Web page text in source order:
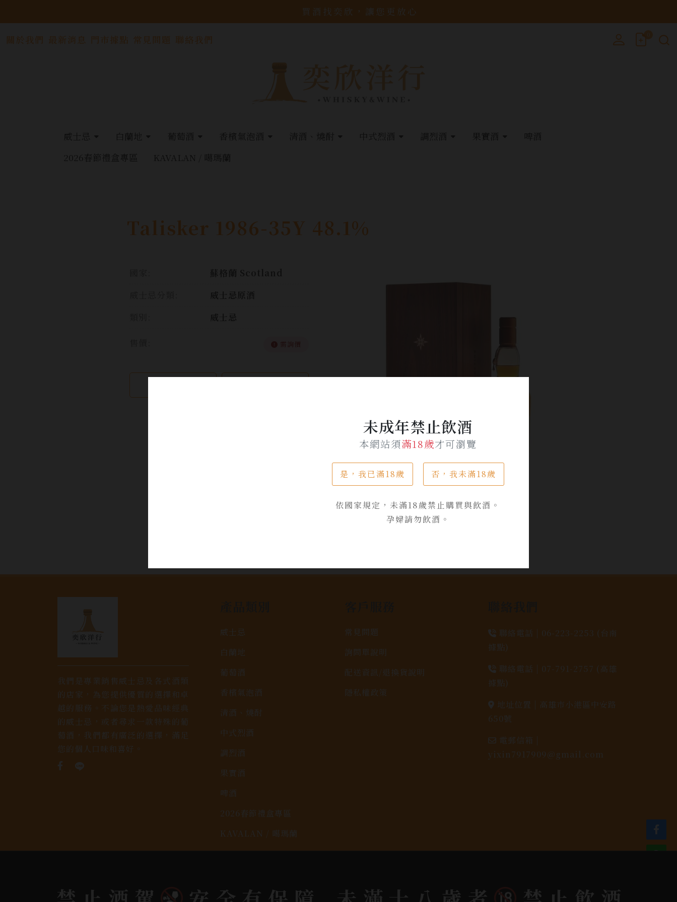
未成年禁止飲酒
本網站須滿18歲才可瀏覽
是，我已滿18歲 否，我未滿18歲
依國家規定，未滿18歲禁止購買與飲酒。
孕婦請勿飲酒。
買酒找奕欣，讓您更放心
關於我們 最新消息 門市據點 常見問題 聯絡我們
威士忌 白蘭地 葡萄酒 香檳氣泡酒 清酒、燒酎 中式烈酒 調烈酒 果實酒
啤酒
2026春節禮盒專區
KAVALAN / 噶瑪蘭
Talisker 1986-35Y 48.1%
我們是專業銷售威士忌及各式酒類
的店家，為您提供優質的選擇和卓
越的服務。不論您是熱愛品味經典
的威士忌，或者尋求一款特殊的葡
萄酒，我們都有廣泛的選擇，滿足
您的個人口味和喜好。
威士忌
白蘭地
葡萄酒
香檳氣泡酒
清酒、燒酎
中式烈酒
調烈酒
果實酒
啤酒
2026春節禮盒專區
KAVALAN / 噶瑪蘭
常見問題
詢問單說明
配送資訊/退換貨說明
隱私權政策
聯絡電話 | 06-223-2253 (台南
據點)
聯絡電話 | 07-791-2757 (高雄
據點)
地址位置 | 高雄市小港區中安路
650號
電郵信箱 |
yixin7917909@gmail.com